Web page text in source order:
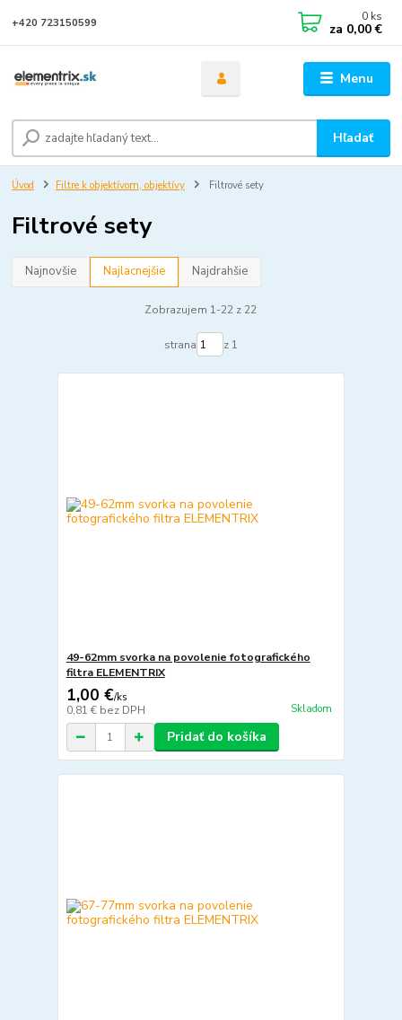
Menu
Hľadať
+420 723150599 0 ks
za 0,00 €
Úvod Filtre k objektívom, objektívy Filtrové sety
Filtrové sety
Najnovšie Najlacnejšie Najdrahšie
Zobrazujem 1-22 z 22
strana z 1
49-62mm svorka na povolenie fotografického
filtra ELEMENTRIX
1,00 €/ks
0,81 € bez DPH Skladom
Pridať do košíka